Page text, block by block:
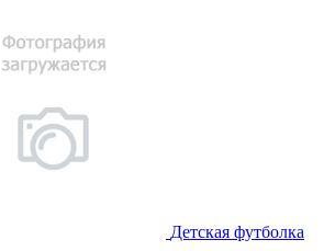
Детская футболка